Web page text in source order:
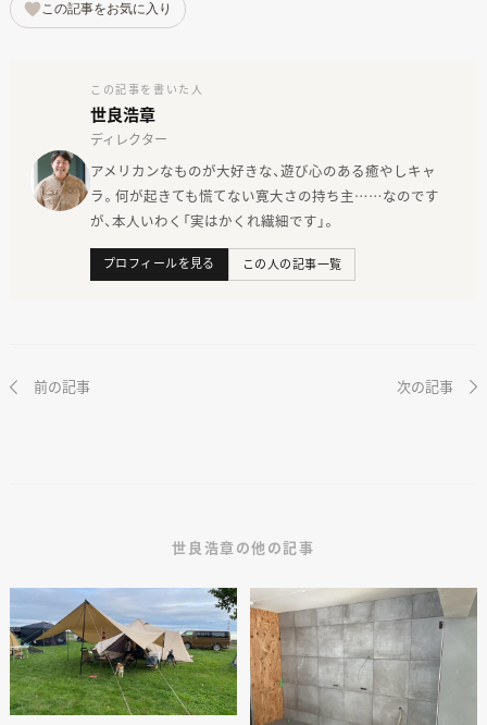
この記事をお気に入り
この記事を書いた人
世良浩章
ディレクター
アメリカンなものが大好きな、遊び心のある癒やしキャ
ラ。何が起きても慌てない寛大さの持ち主……なのです
が、本人いわく「実はかくれ繊細です」。
プロフィールを見る この人の記事一覧
前の記事 次の記事
世良浩章の他の記事